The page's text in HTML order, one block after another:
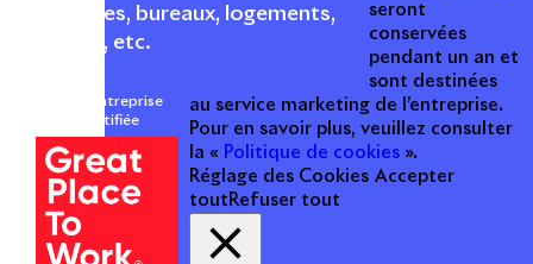
commerces, bureaux, logements,
hôtellerie, etc.
Une entreprise
certifiée
seront
conservées
pendant un an et
sont destinées
au service marketing de l’entreprise.
Pour en savoir plus, veuillez consulter
la « Politique de cookies ».
Réglage des Cookies Accepter
tout Refuser tout